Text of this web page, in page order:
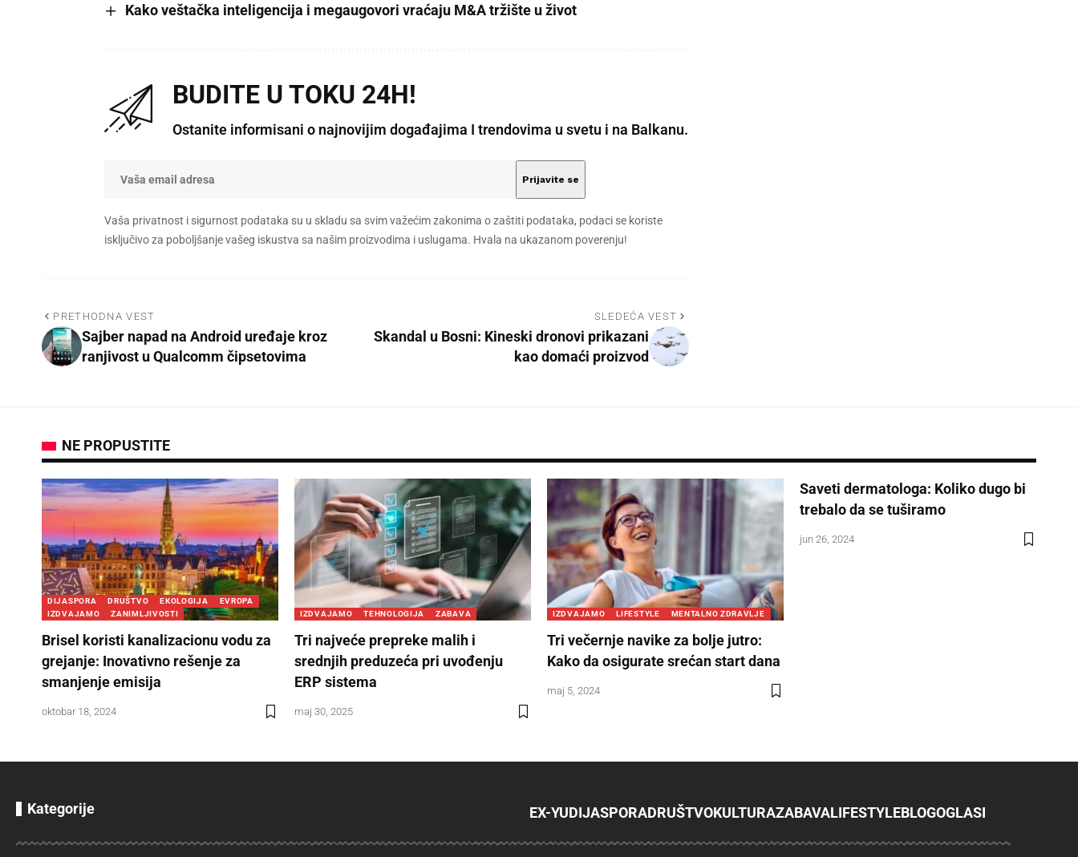
Kako veštačka inteligencija i megaugovori vraćaju M&A tržište u život
BUDITE U TOKU 24H!
Ostanite informisani o najnovijim događajima I trendovima u svetu i na Balkanu.
Vaša privatnost i sigurnost podataka su u skladu sa svim važećim zakonima o zaštiti podataka, podaci se koriste
isključivo za poboljšanje vašeg iskustva sa našim proizvodima i uslugama. Hvala na ukazanom poverenju!
PRETHODNA VEST
Sajber napad na Android uređaje kroz
ranjivost u Qualcomm čipsetovima
SLEDEĆA VEST
Skandal u Bosni: Kineski dronovi prikazani
kao domaći proizvod
NE PROPUSTITE
DIJASPORA DRUŠTVO EKOLOGIJA
EVROPA
IZDVAJAMO
ZANIMLJIVOSTI
Brisel koristi kanalizacionu vodu za
grejanje: Inovativno rešenje za
smanjenje emisija
oktobar 18, 2024
IZDVAJAMO TEHNOLOGIJA ZABAVA
Tri najveće prepreke malih i
srednjih preduzeća pri uvođenju
ERP sistema
maj 30, 2025
IZDVAJAMO LIFESTYLE MENTALNO ZDRAVLJE
Tri večernje navike za bolje jutro:
Kako da osigurate srećan start dana
maj 5, 2024
Saveti dermatologa: Koliko dugo bi
trebalo da se tuširamo
jun 26, 2024
Kategorije EX-YUDIJASPORADRUŠTVOKULTURAZABAVALIFESTYLEBLOGOGLASI